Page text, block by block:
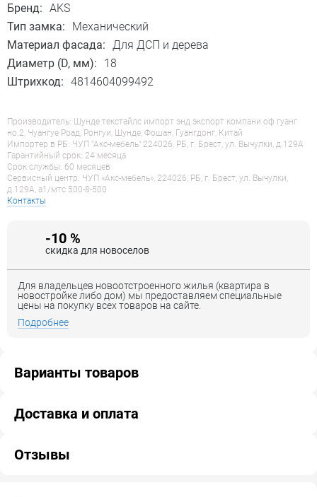
Бренд: AKS
Тип замка:
Механический
Материал фасада: Для ДСП и дерева
Диаметр (D, мм):
18
Штрихкод: 4814604099492
Производитель: Шунде текстайлс импорт энд экспорт компани оф гуанг
но.2, Чуангуе Роад, Ронгуи, Шунде, Фошан, Гуангдонг, Китай
Импортер в РБ: ЧУП "Акс-мебель" 224026, РБ, г. Брест, ул. Вычулки, д.129А
Гарантийный срок: 24 месяца
Срок службы: 60 месяцев
Сервисный центр: ЧУП «Акс-мебель», 224026, РБ, г. Брест, ул. Вычулки,
д.129А, a1/мтс 500-8-500
Контакты
-10 %
скидка для новоселов
Для владельцев новоотстроенного жилья (квартира в
новостройке либо дом) мы предоставляем специальные
цены на покупку всех товаров на сайте.
Подробнее
Варианты товаров
Доставка и оплата
Отзывы